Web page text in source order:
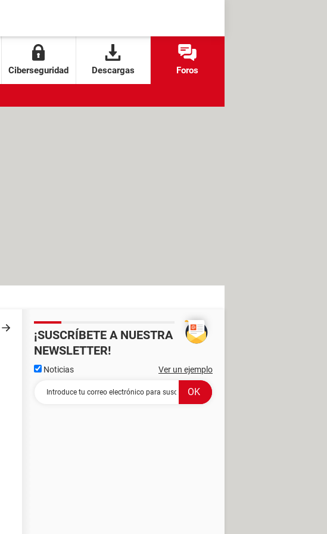
Ciberseguridad Descargas Foros
¡SUSCRÍBETE A NUESTRA
NEWSLETTER!
Noticias Ver un ejemplo